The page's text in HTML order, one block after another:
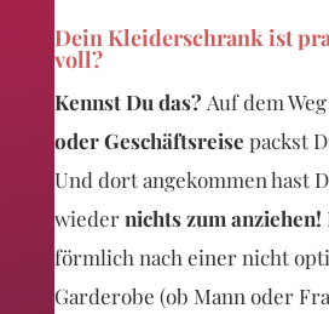
Dein Kleiderschrank ist
voll?
Kennst Du das? Auf dem
oder Geschäftsreise packst
Und dort angekommen hast
wiedernichts zum anziehen!
förmlich nach einer nicht
Garderobe (ob Mann oder